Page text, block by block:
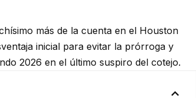
más de la cuenta en el Houston
inicial para evitar la prórroga y
2026 en el último suspiro del cotejo.